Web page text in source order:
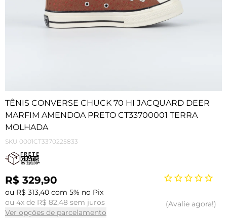
TÊNIS CONVERSE CHUCK 70 HI JACQUARD DEER
MARFIM AMENDOA PRETO CT33700001 TERRA
MOLHADA
SKU 0001CT3370225833
R$ 329,90
ou R$ 313,40 com 5% no Pix
ou 4x de R$ 82,48 sem juros
Ver opções de parcelamento
Avalie agora!